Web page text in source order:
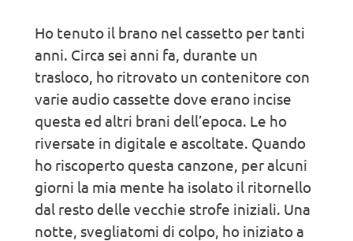
Ho tenuto il brano nel cassetto per tanti
anni. Circa sei anni fa, durante un
trasloco, ho ritrovato un contenitore con
varie audio cassette dove erano incise
questa ed altri brani dell’epoca. Le ho
riversate in digitale e ascoltate. Quando
ho riscoperto questa canzone, per alcuni
giorni la mia mente ha isolato il ritornello
dal resto delle vecchie strofe iniziali. Una
notte, svegliatomi di colpo, ho iniziato a